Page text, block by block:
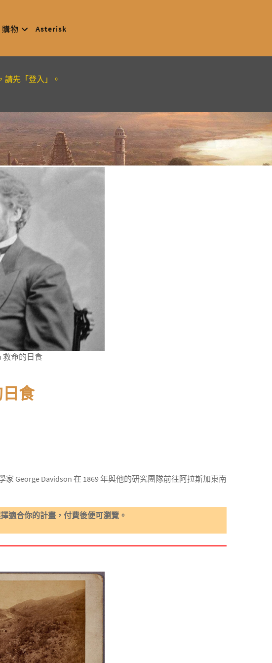
購物 Asterisk
請先「登入」。
救命的日食
日食
George Davidson 在 1869 年與他的研究團隊前往阿拉斯加東南
適合你的計畫，付費後便可瀏覽。